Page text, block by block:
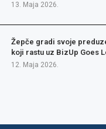
13. Maja 2026.
Žepče gradi svoje
koji rastu uz BizUp Goes
12. Maja 2026.